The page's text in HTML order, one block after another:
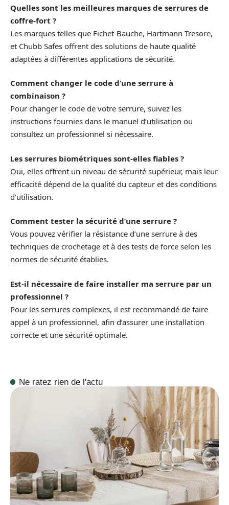
Quelles sont les meilleures marques de serrures de
coffre-fort ?
Les marques telles que Fichet-Bauche, Hartmann Tresore,
et Chubb Safes offrent des solutions de haute qualité
adaptées à différentes applications de sécurité.
Comment changer le code d’une serrure à
combinaison ?
Pour changer le code de votre serrure, suivez les
instructions fournies dans le manuel d’utilisation ou
consultez un professionnel si nécessaire.
Les serrures biométriques sont-elles fiables ?
Oui, elles offrent un niveau de sécurité supérieur, mais leur
efficacité dépend de la qualité du capteur et des conditions
d’utilisation.
Comment tester la sécurité d’une serrure ?
Vous pouvez vérifier la résistance d’une serrure à des
techniques de crochetage et à des tests de force selon les
normes de sécurité établies.
Est-il nécessaire de faire installer ma serrure par un
professionnel ?
Pour les serrures complexes, il est recommandé de faire
appel à un professionnel, afin d’assurer une installation
correcte et une sécurité optimale.
Ne ratez rien de l'actu